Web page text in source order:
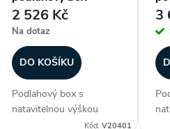
2 526 Kč
Na dotaz
DO KOŠÍKU
Podlahový box s
natavitelnou výškou
Kód: V20401
3